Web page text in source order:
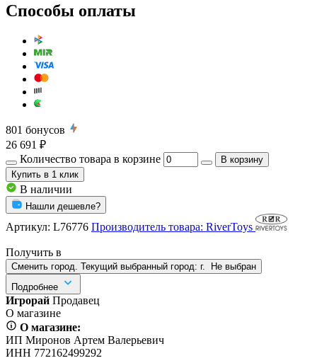
Способы оплаты
801 бонусов
26 691 ₽
Количество товара в корзине
В корзину
Купить в 1 клик
В наличии
Нашли дешевле?
Артикул: L76776 Производитель товара: RiverToys
Получить в
Сменить город. Текущий выбранный город: г.
Не выбран
Подробнее
Игрорай Продавец
О магазине
О магазине:
ИП Миронов Артем Валерьевич
ИНН 772162499292